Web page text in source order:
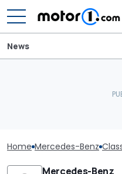
News
Home Mercedes-Benz
Mercedes-Benz